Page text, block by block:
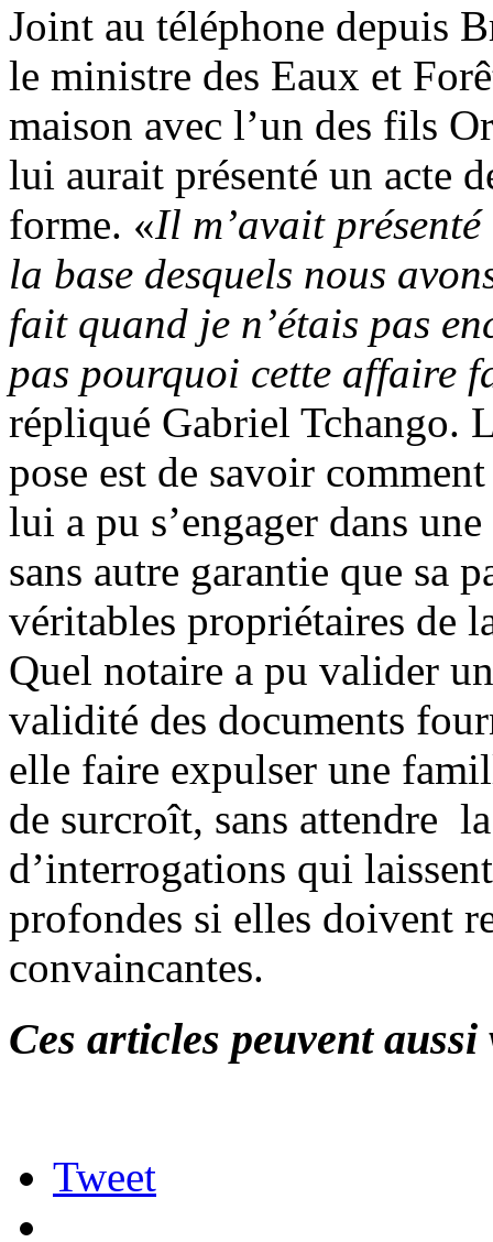
Joint au téléphone depuis
le ministre des Eaux et
maison avec l’un des fils
lui aurait présenté un acte
forme. «Il m’avait
la base desquels nous
fait quand je n’étais pas
pas pourquoi cette affaire
répliqué Gabriel Tchango.
pose est de savoir
lui a pu s’engager dans
sans autre garantie que sa
véritables propriétaires de
Quel notaire a pu valider
validité des documents
elle faire expulser une
de surcroît, sans attendre
d’interrogations qui
profondes si elles doivent
convaincantes.
Ces articles peuvent
Tweet